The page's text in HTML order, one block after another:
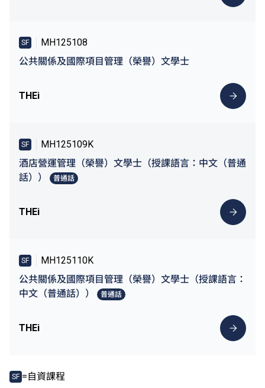
SF
MH125108
公共關係及國際項目管理（榮譽）文學士
THEi
SF
MH125109K
酒店營運管理（榮譽）文學士（授課語言：中文（普通
話））
普通話
THEi
SF
MH125110K
公共關係及國際項目管理（榮譽）文學士（授課語言：
中文（普通話））
普通話
THEi
SF =自資課程